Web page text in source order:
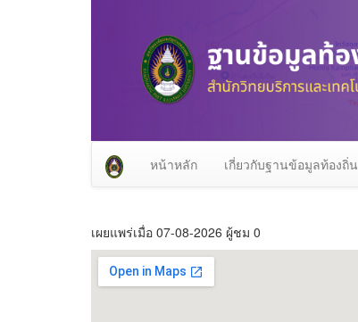
หน้าหลัก เกี่ยวกับฐานข้อมูลท้องถิ่น
เผยแพร่เมื่อ 07-08-2026 ผู้ชม 0